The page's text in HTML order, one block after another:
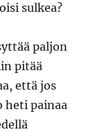
sulkea?
paljon
pitää
että jos
heti painaa